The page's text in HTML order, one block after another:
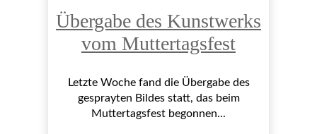
Übergabe des Kunstwerks
vom Muttertagsfest
Letzte Woche fand die Übergabe des
gesprayten Bildes statt, das beim
Muttertagsfest begonnen...